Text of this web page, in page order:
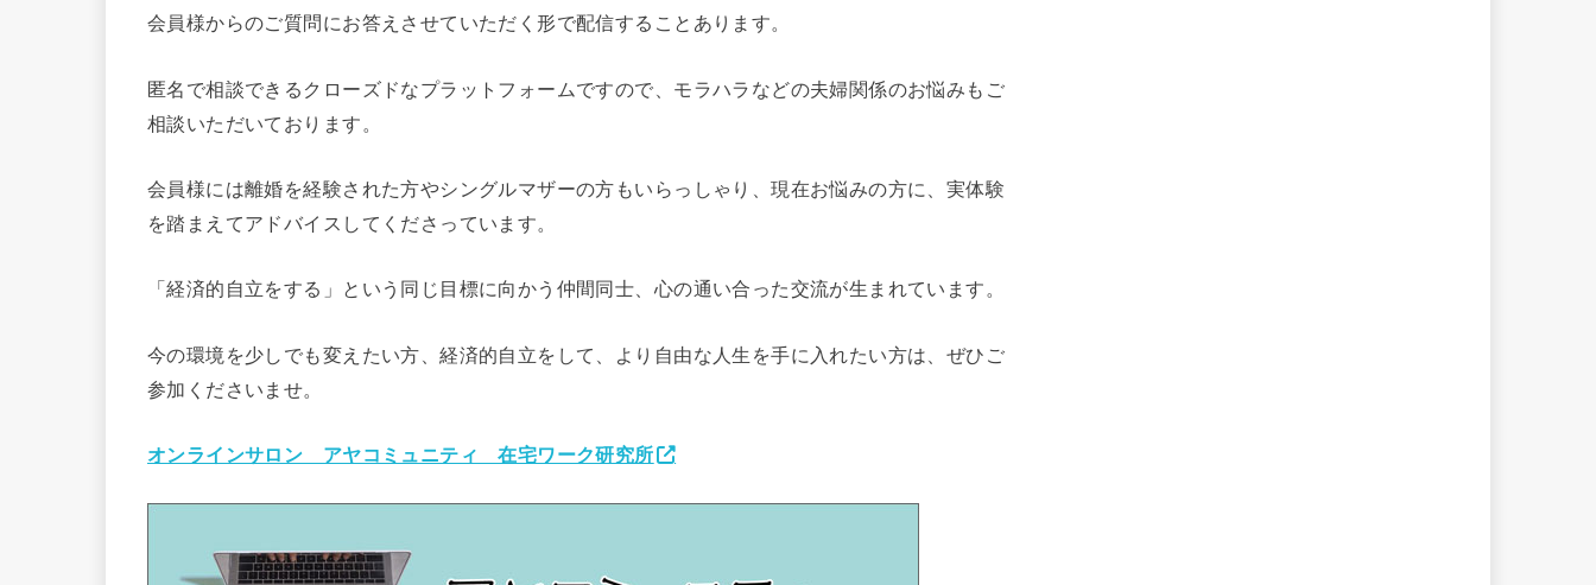
会員様からのご質問にお答えさせていただく形で配信することあります。
匿名で相談できるクローズドなプラットフォームですので、モラハラなどの夫婦関係のお悩みもご
相談いただいております。
会員様には離婚を経験された方やシングルマザーの方もいらっしゃり、現在お悩みの方に、実体験
を踏まえてアドバイスしてくださっています。
「経済的自立をする」という同じ目標に向かう仲間同士、心の通い合った交流が生まれています。
今の環境を少しでも変えたい方、経済的自立をして、より自由な人生を手に入れたい方は、ぜひご
参加くださいませ。
オンラインサロン アヤコミュニティ 在宅ワーク研究所